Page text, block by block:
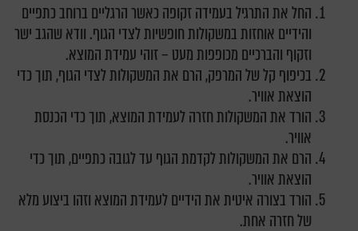
החל את התרגיל בעמידה זקופה כאשר הרגליים ברוחב כתפיים
והידיים אוחזות במשקולות חופשיות לצדי הגוף. וודא שהגב ישר
וזקוף והברכיים מכופפות מעט – זוהי עמידת המוצא.
בכיפוף קל של המרפק, הרם את המשקולות לצדי הגוף, תוך כדי
הוצאת אוויר.
הורד את המשקולות חזרה לעמידת המוצא, תוך כדי הכנסת
אוויר.
הרם את המשקולות לקדמת הגוף עד לגובה כתפיים, תוך כדי
הוצאת אוויר.
הורד בצורה איטית את הידיים לעמידת המוצא וזהו ביצוע מלא
של חזרה אחת.